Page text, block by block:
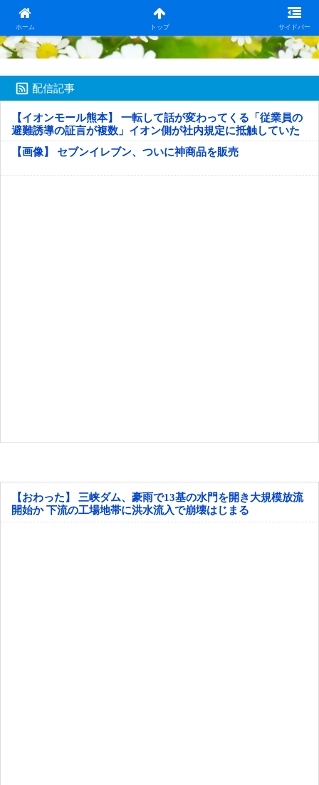
ホーム トップ サイドバー
日本第一！ニュース録
配信記事
【イオンモール熊本】 一転して話が変わってくる「従業員の
避難誘導の証言が複数」イオン側が社内規定に抵触していた
疑い
【画像】 セブンイレブン、ついに神商品を販売
【おわった】 三峡ダム、豪雨で13基の水門を開き大規模放流
開始か 下流の工場地帯に洪水流入で崩壊はじまる